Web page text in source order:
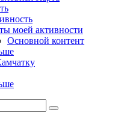
моей активности
Основной контент